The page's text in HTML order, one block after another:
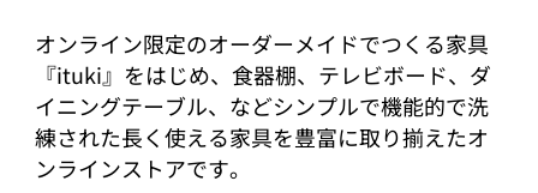
オンライン限定のオーダーメイドでつくる家具
『ituki』をはじめ、食器棚、テレビボード、ダ
イニングテーブル、などシンプルで機能的で洗
練された長く使える家具を豊富に取り揃えたオ
ンラインストアです。